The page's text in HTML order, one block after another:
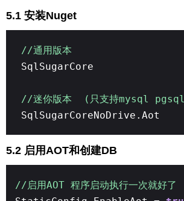
5.1 安装Nuget
//通用版本
SqlSugarCore
//迷你版本 (只支持mysql
SqlSugarCoreNoDrive.Aot
5.2 启用AOT和创建DB
//启用AOT 程序启动执行一次就好了